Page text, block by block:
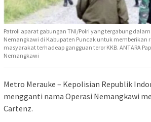
Patroli aparat gabungan TNI/Polri yang tergabung dalam
Nemangkawi di Kabupaten Puncak untuk memberikan
masyarakat terhadeap gangguan teror KKB. ANTARA
Nemangkawi
Metro Merauke – Kepolisian Republik
mengganti nama Operasi Nemangkawi
Cartenz.